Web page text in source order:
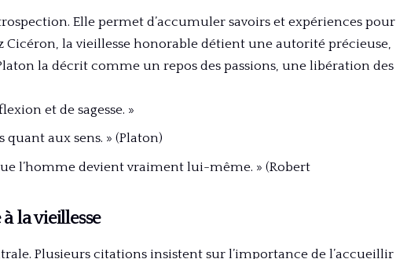
Elle permet d’accumuler savoirs et expériences pour
Cicéron, la vieillesse honorable détient une autorité précieuse,
la décrit comme un repos des passions, une libération des
et de sagesse. »
quant aux sens. » (Platon)
l’homme devient vraiment lui-même. » (Robert
la vieillesse
Plusieurs citations insistent sur l’importance de l’accueillir